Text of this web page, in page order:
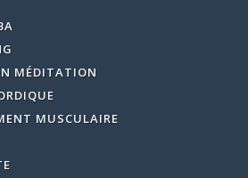
MÉDITATION
MUSCULAIRE